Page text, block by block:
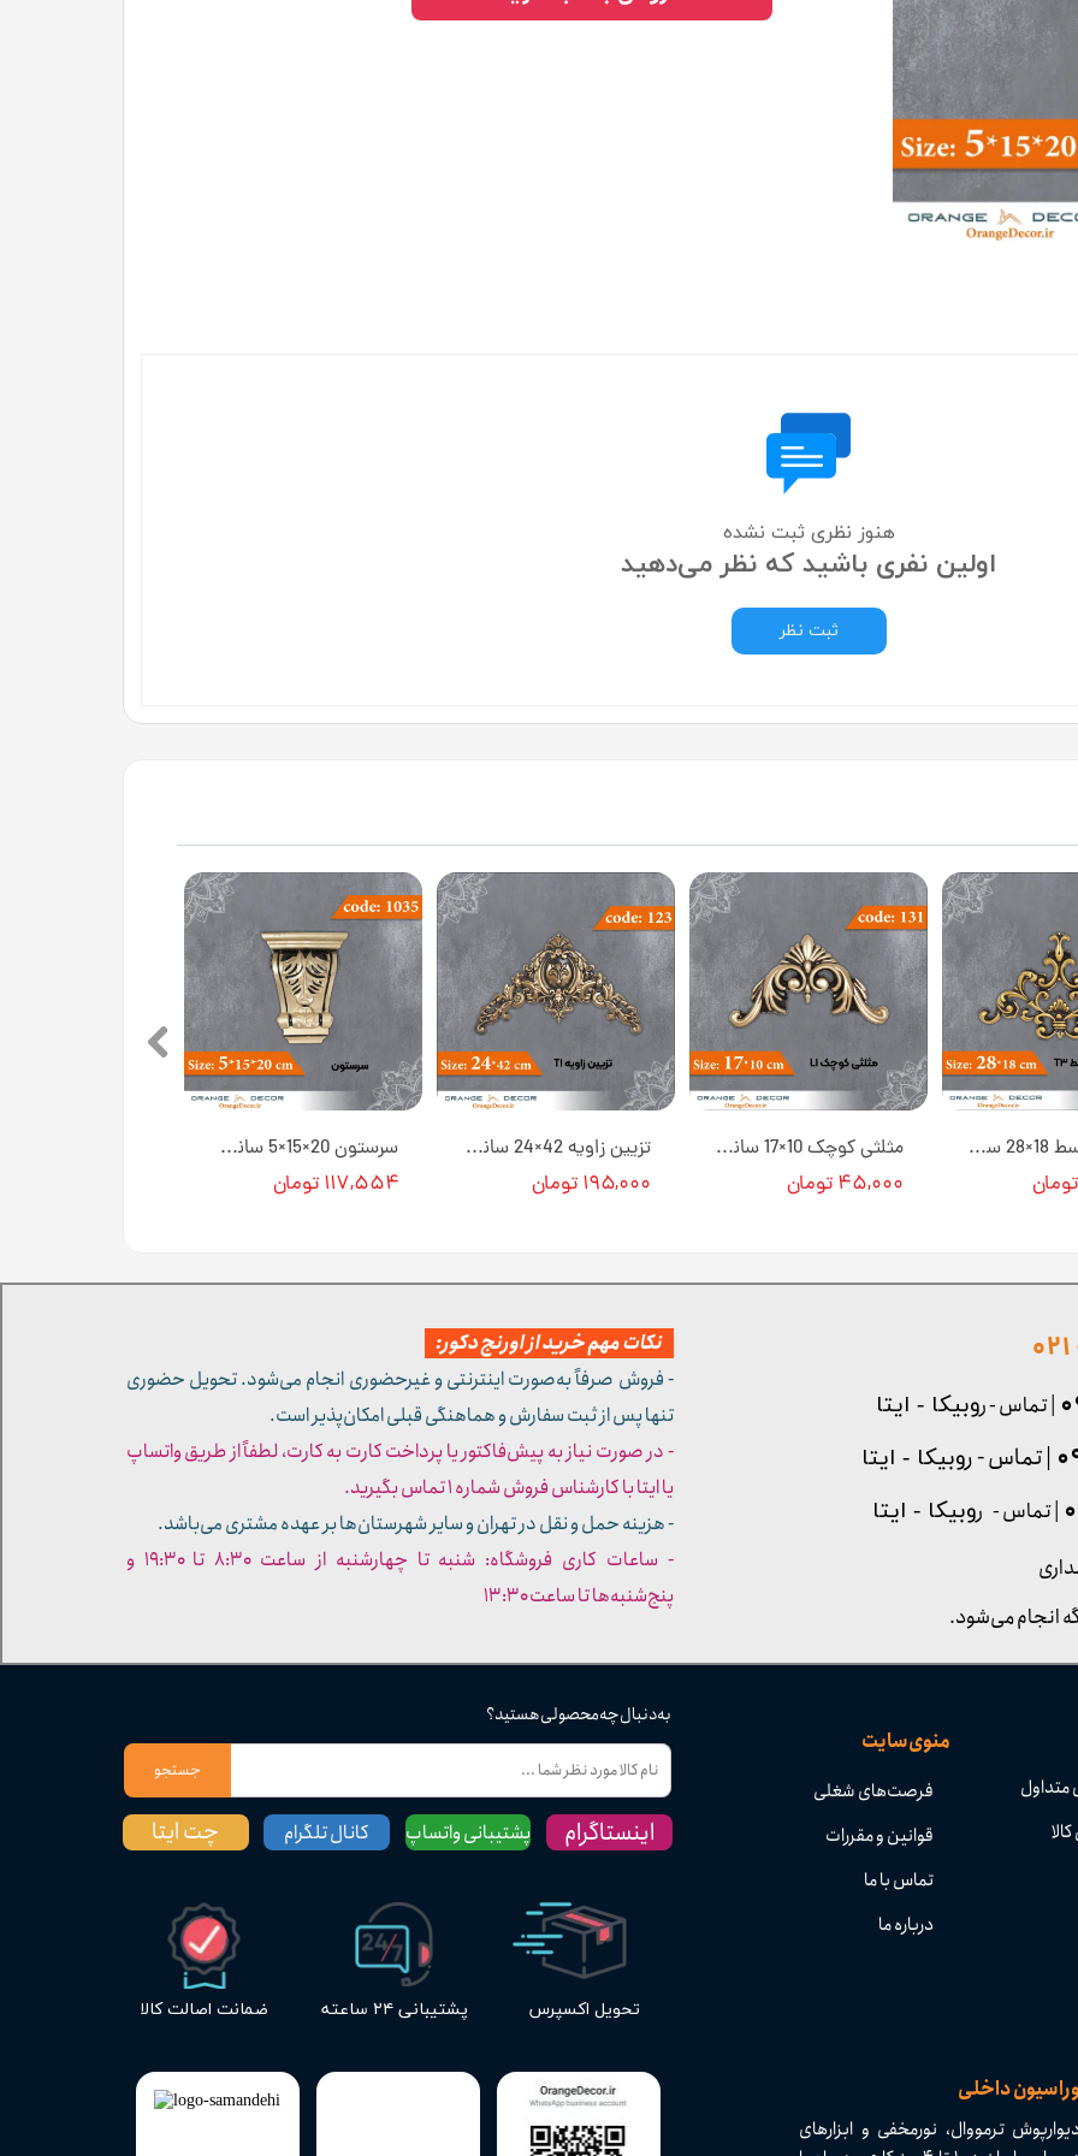
هنوز نظری ثبت نشده
اولین نفری باشید که نظر می‌دهید
ثبت نظر
سرستون 20×15×5 سانت کد 1035 جنس پلی استایرن [انبار اصفهان]
۱۱۷,۵۵۴ تومان
تزیین زاویه 42×24 سانت T1 کد 123 جنس پلی استایرن [انبار اصفهان]
۱۹۵,۰۰۰ تومان
مثلثی کوچک 10×17 سانت L1 کد 131 جنس پلی استایرن [انبار اصفهان]
۴۵,۰۰۰ تومان
مثلثی متوسط 18×28 سانت T3 کد 134 جنس پلی استایرن [انبار اصفهان]
داخلی
تحویل اکسپرس پشتیبانی ۲۴ ساعته ضمانت اصالت کالا
منوی سایت
فرصت‌های شغلی
قوانین و مقررات
تماس با ما
درباره ما
به دنبال چه محصولی هستید؟
جستجو
ترمووال، نورمخفی و ابزارهای
پشتیبانی واتساپ چت ایتا کانال تلگرام اینستاگرام
| تماس - روبیکا - ایتا
نکات مهم خرید از اورنج دکور:
- فروش صرفاً به‌صورت اینترنتی و غیرحضوری انجام می‌شود. تحویل حضوری
تنها پس از ثبت سفارش و هماهنگی قبلی امکان‌پذیر است.
- در صورت نیاز به پیش‌فاکتور یا پرداخت کارت به کارت، لطفاً از طریق واتساپ
یا ایتا با کارشناس فروش شماره ۱ تماس بگیرید.
- هزینه حمل و نقل در تهران و سایر شهرستان‌ها بر عهده مشتری می‌باشد.
- ساعات کاری فروشگاه: شنبه تا چهارشنبه از ساعت ۸:۳۰ تا ۱۹:۳۰ و
پنج‌شنبه‌ها تا ساعت ۱۳:۳۰​​​​​​​
| تماس - روبیکا - ایتا
| تماس - روبیکا - ایتا
انجام می‌شود.